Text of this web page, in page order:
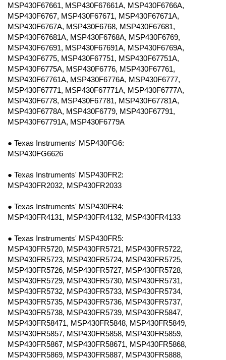
MSP430F67661, MSP430F67661A, MSP430F6766A,
MSP430F6767, MSP430F67671, MSP430F67671A,
MSP430F6767A, MSP430F6768, MSP430F67681,
MSP430F67681A, MSP430F6768A, MSP430F6769,
MSP430F67691, MSP430F67691A, MSP430F6769A,
MSP430F6775, MSP430F67751, MSP430F67751A,
MSP430F6775A, MSP430F6776, MSP430F67761,
MSP430F67761A, MSP430F6776A, MSP430F6777,
MSP430F67771, MSP430F67771A, MSP430F6777A,
MSP430F6778, MSP430F67781, MSP430F67781A,
MSP430F6778A, MSP430F6779, MSP430F67791,
MSP430F67791A, MSP430F6779A
● Texas Instruments' MSP430FG6:
MSP430FG6626
● Texas Instruments' MSP430FR2:
MSP430FR2032, MSP430FR2033
● Texas Instruments' MSP430FR4:
MSP430FR4131, MSP430FR4132, MSP430FR4133
● Texas Instruments' MSP430FR5:
MSP430FR5720, MSP430FR5721, MSP430FR5722,
MSP430FR5723, MSP430FR5724, MSP430FR5725,
MSP430FR5726, MSP430FR5727, MSP430FR5728,
MSP430FR5729, MSP430FR5730, MSP430FR5731,
MSP430FR5732, MSP430FR5733, MSP430FR5734,
MSP430FR5735, MSP430FR5736, MSP430FR5737,
MSP430FR5738, MSP430FR5739, MSP430FR5847,
MSP430FR58471, MSP430FR5848, MSP430FR5849,
MSP430FR5857, MSP430FR5858, MSP430FR5859,
MSP430FR5867, MSP430FR58671, MSP430FR5868,
MSP430FR5869, MSP430FR5887, MSP430FR5888,